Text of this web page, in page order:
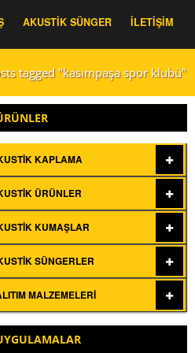
AKUSTIK SÜNGER İLETIŞIM
tagged "kasımpaşa spor klubü"
KAPLAMA
ÜRÜNLER
KUMAŞLAR
SÜNGERLER
MALZEMELERI